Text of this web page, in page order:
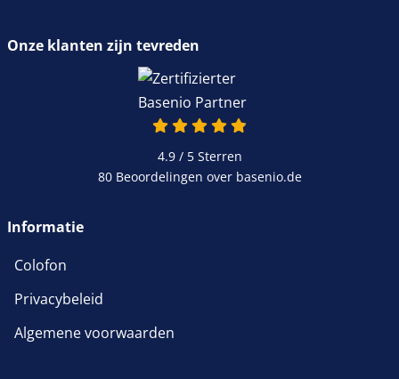
Onze klanten zijn tevreden
4.9 / 5Sterren
80 Beoordelingen over basenio.de
Informatie
Colofon
Privacybeleid
Algemene voorwaarden